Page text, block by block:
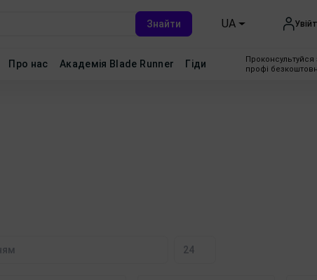
Знайти UA
Про нас Академія Blade Runner Гіди
Проконсультуйся
профі